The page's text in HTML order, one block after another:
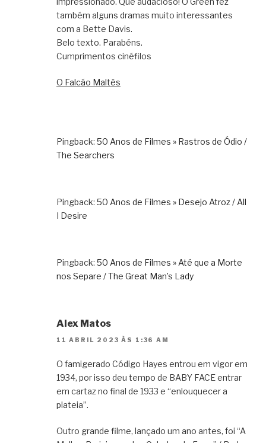
também alguns dramas muito interessantes
com a Bette Davis.
Belo texto. Parabéns.
Cumprimentos cinéfilos
O Falcão Maltês
Pingback: 50 Anos de Filmes » Rastros de Ódio /
The Searchers
Pingback: 50 Anos de Filmes » Desejo Atroz / All
I Desire
Pingback: 50 Anos de Filmes » Até que a Morte
nos Separe / The Great Man’s Lady
Alex Matos
11 ABRIL 2023 ÀS 1:36 AM
O famigerado Código Hayes entrou em vigor em
1934, por isso deu tempo de BABY FACE entrar
em cartaz no final de 1933 e “enlouquecer a
plateia”.
Outro grande filme, lançado um ano antes, foi “A